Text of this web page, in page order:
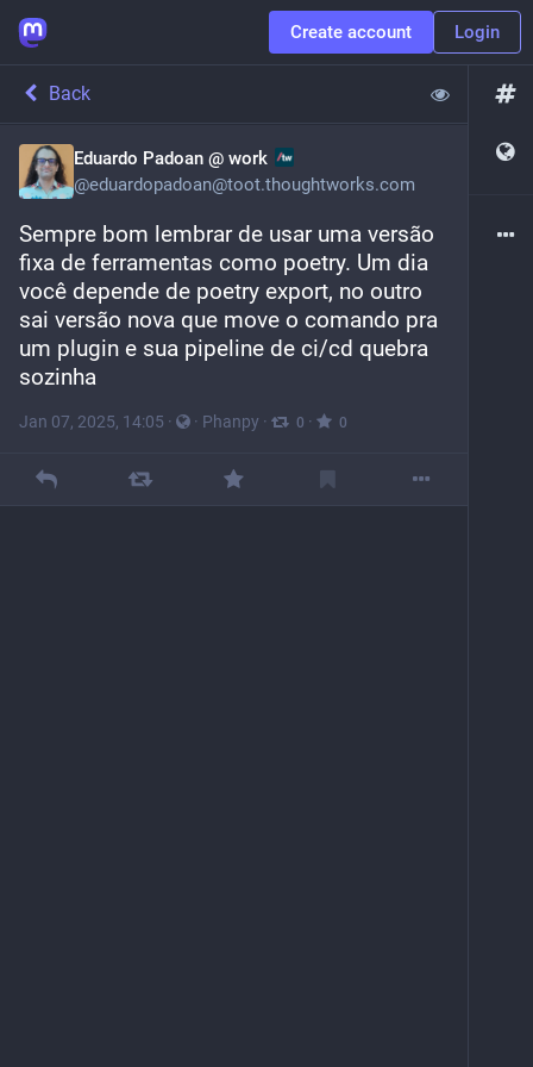
Create account Login
Back
Eduardo Padoan @ work
@eduardopadoan@toot.thoughtworks.com
Sempre bom lembrar de usar uma versão
fixa de ferramentas como poetry. Um dia
você depende de poetry export, no outro
sai versão nova que move o comando pra
um plugin e sua pipeline de ci/cd quebra
sozinha
Jan 07, 2025, 14:05 · · Phanpy · 0 · 0